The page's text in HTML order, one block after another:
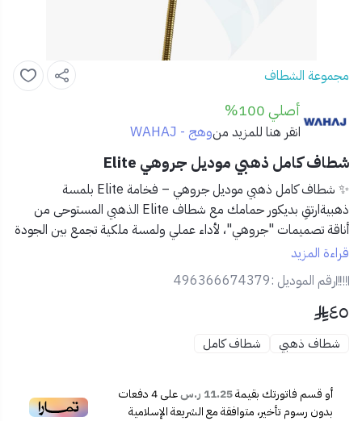
مجموعة الشطاف
أصلي 100%
انقر هنا للمزيد منوهج - WAHAJ
شطاف كامل ذهبي موديل جروهي Elite
✨ شطاف كامل ذهبي موديل جروهي – فخامة Elite بلمسة
ذهبيةارتقِ بديكور حمامك مع شطاف Elite الذهبي
المستوحى من
أناقة تصميمات "جروهي"، لأداء عملي ولمسة ملكية تجمع بين الجودة
والذوق الرفيع.
✅ المميزات:
🟡 تشطيب ذهبي أنيق يدوم طويلاً دون بهتان
💦 رشاش دقيق لتدفق ماء متوازن ومريح
🧲 قاعدة تثبيت مصممة لتوفير ثبات مثالي
🔩 سهل التركيب ومتوافق مع جميع توصيلات المياه
قراءة المزيد
رقم الموديل :496366674379
٤٥
شطاف ذهبي شطاف كامل
أو قسم فاتورتك بقيمة11.25 ر.س على4دفعات
بدون رسوم تأخير، متوافقة مع الشريعة الإسلامية